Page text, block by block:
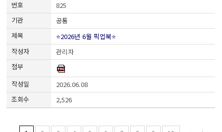
825
공통
⭐2026년 6월 픽업북⭐
관리자
2026.06.08
2,526